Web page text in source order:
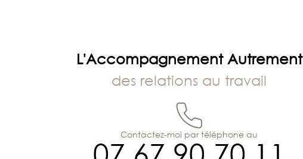
L'Accompagnement Autrement
des relations au travail
Contactez-moi par téléphone au